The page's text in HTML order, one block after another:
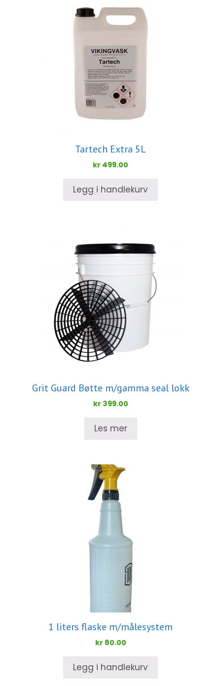
Tartech Extra 5L
kr 499.00
Legg i handlekurv
Grit Guard Bøtte m/gamma seal lokk
kr 399.00
Les mer
1 liters flaske m/målesystem
kr 80.00
Legg i handlekurv